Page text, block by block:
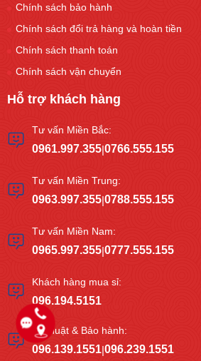
Chính sách bảo hành
Chính sách đổi trả hàng và hoàn tiền
Chính sách thanh toán
Chính sách vận chuyển
Hỗ trợ khách hàng
Tư vấn Miền Bắc:
0961.997.355|0766.555.155
Tư vấn Miền Trung:
0963.997.355|0788.555.155
Tư vấn Miền Nam:
0965.997.355|0777.555.155
Khách hàng mua sỉ:
096.194.5151
Kỹ thuật & Bảo hành:
096.139.1551|096.239.1551